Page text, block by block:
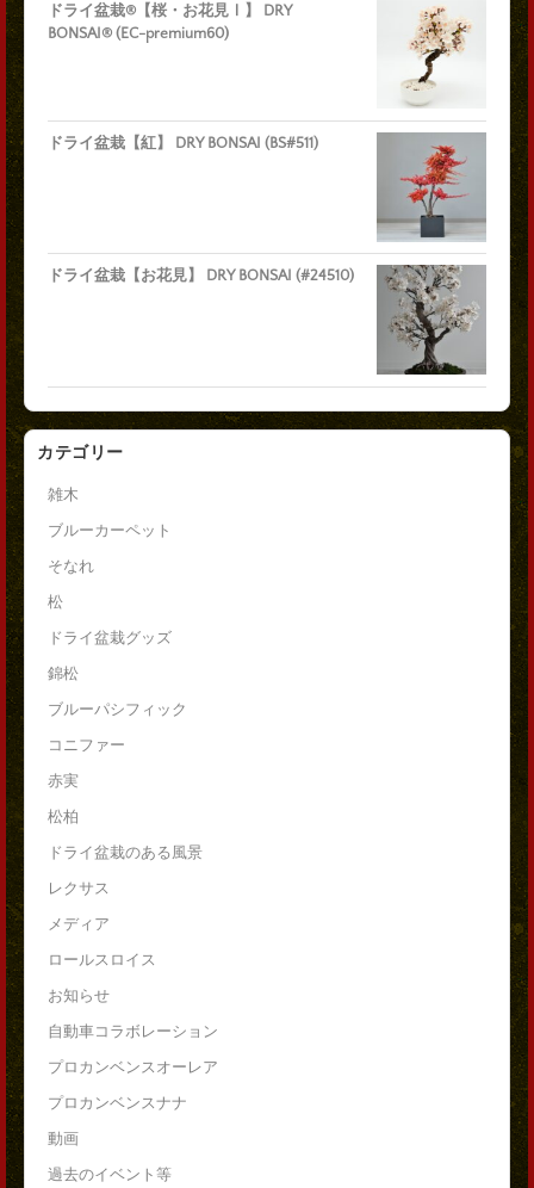
ドライ盆栽®【桜・お花見Ⅰ】 DRY
BONSAI® (EC-premium60)
ドライ盆栽【紅】 DRY BONSAI (BS#511)
ドライ盆栽【お花見】 DRY BONSAI (#24510)
カテゴリー
雑木
ブルーカーペット
そなれ
松
ドライ盆栽グッズ
錦松
ブルーパシフィック
コニファー
赤実
松柏
ドライ盆栽のある風景
レクサス
メディア
ロールスロイス
お知らせ
自動車コラボレーション
プロカンベンスオーレア
プロカンベンスナナ
動画
過去のイベント等